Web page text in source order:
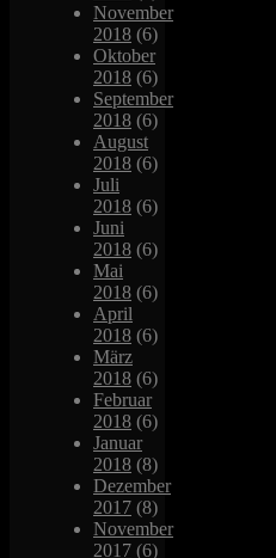
November
2018 (6)
Oktober
2018 (6)
September
2018 (6)
August
2018 (6)
Juli
2018 (6)
Juni
2018 (6)
Mai
2018 (6)
April
2018 (6)
März
2018 (6)
Februar
2018 (6)
Januar
2018 (8)
Dezember
2017 (8)
November
2017 (6)